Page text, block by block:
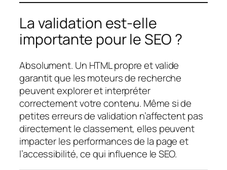
La validation est-elle
importante pour le SEO ?
Absolument. Un HTML propre et valide
garantit que les moteurs de recherche
peuvent explorer et interpréter
correctement votre contenu. Même si de
petites erreurs de validation n’affectent pas
directement le classement, elles peuvent
impacter les performances de la page et
l’accessibilité, ce qui influence le SEO.